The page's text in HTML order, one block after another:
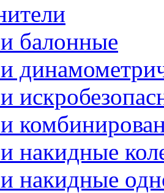
балонные
накидные
накидные